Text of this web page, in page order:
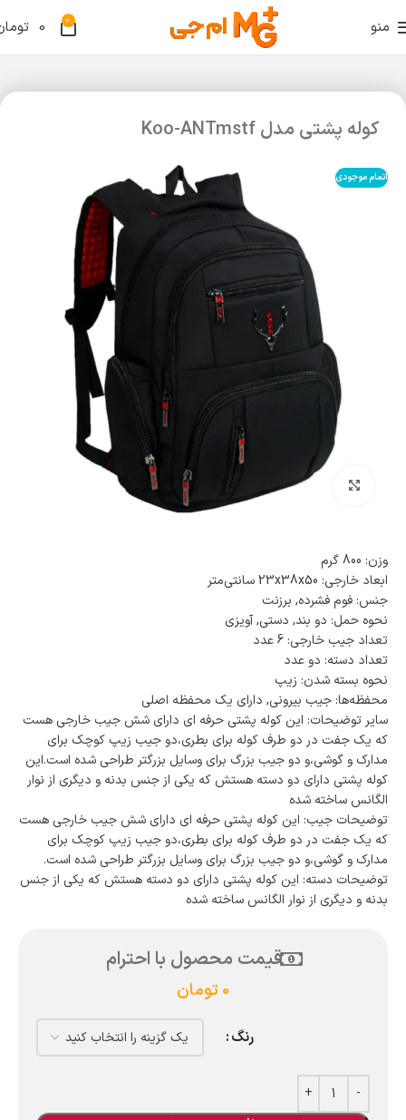
منو 0
0
کوله پشتی مدل Koo-ANTmstf
اتمام موجودی
بزرگنمایی تصویر
وزن: 800 گرم
ابعاد خارجی: 23x38x50 سانتی‌متر
جنس: فوم فشرده, برزنت
نحوه حمل: دو بند, دستی, آویزی
تعداد جیب خارجی: 6 عدد
تعداد دسته: دو عدد
نحوه بسته شدن: زیپ
محفظه‌ها: جیب بیرونی, دارای یک محفظه اصلی
سایر توضیحات: این کوله پشتی حرفه ای دارای شش جیب خارجی هست
که یک جفت در دو طرف کوله برای بطری،دو جیب زیپ کوچک برای
مدارک و گوشی،و دو جیب بزرگ برای وسایل بزرگتر طراحی شده است.این
کوله پشتی دارای دو دسته هستش که یکی از جنس بدنه و دیگری از نوار
الگانس ساخته شده
توضیحات جیب: این کوله پشتی حرفه ای دارای شش جیب خارجی هست
که یک جفت در دو طرف کوله برای بطری،دو جیب زیپ کوچک برای
مدارک و گوشی،و دو جیب بزرگ برای وسایل بزرگتر طراحی شده است.
توضیحات دسته: این کوله پشتی دارای دو دسته هستش که یکی از جنس
بدنه و دیگری از نوار الگانس ساخته شده
قیمت محصول با احترام
0 تومان
رنگ